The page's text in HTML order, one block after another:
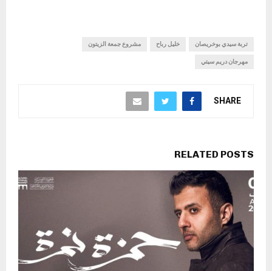
تربة سيدي بوخريصان خليل رباح مشروع جمعة الزيتون
مهرجان دريم سيتي
SHARE
RELATED POSTS